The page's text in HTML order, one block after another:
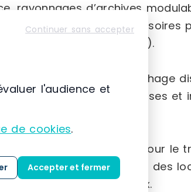
rayonnages d’archives
large gamme d’accessoires
étiquettes, chariots, etc.).
varié, vitrines d’affichage
adaptés aux entreprises et
diables de manutention pour le
sécurité des employés et des
pour produits dangereux.
Continuer sans accepter
l'audience et
de cookies.
Accepter et fermer